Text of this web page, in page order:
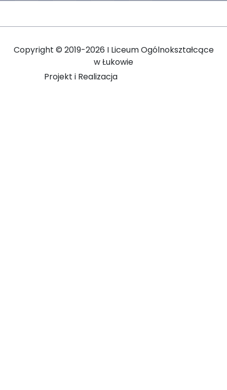
Copyright © 2019-2026 I Liceum Ogólnokształcące
w Łukowie
Projekt i Realizacja